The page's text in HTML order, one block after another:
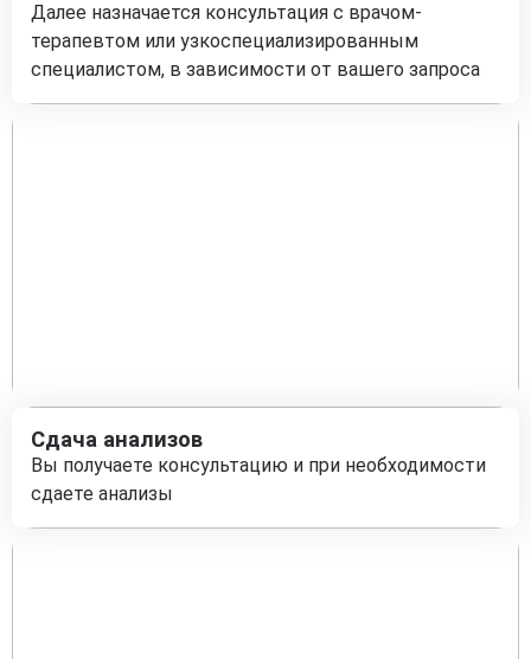
Далее назначается консультация с врачом-
терапевтом или узкоспециализированным
специалистом, в зависимости от вашего запроса
Сдача анализов
Вы получаете консультацию и при необходимости
сдаете анализы